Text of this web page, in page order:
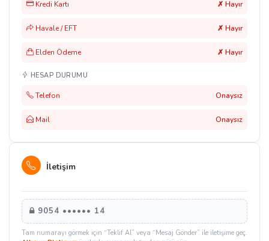
Kredi Kartı ✗ Hayır
Havale / EFT ✗ Hayır
Elden Ödeme ✗ Hayır
HESAP DURUMU
Telefon Onaysız
Mail Onaysız
İletişim
9054 •••••• 14
Tam numarayı görmek için “Teklif Al” veya “Mesaj Gönder” ile iletişime geç.